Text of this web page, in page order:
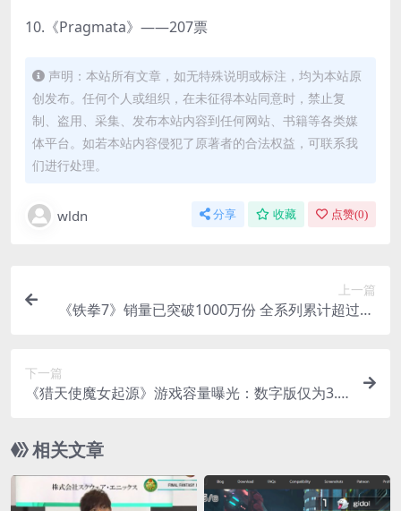
10.《Pragmata》——207票
声明：本站所有文章，如无特殊说明或标注，均为本站原
创发布。任何个人或组织，在未征得本站同意时，禁止复
制、盗用、采集、发布本站内容到任何网站、书籍等各类媒
体平台。如若本站内容侵犯了原著者的合法权益，可联系我
们进行处理。
wldn 分享 收藏 点赞(0)
上一篇
《铁拳7》销量已突破1000万份 全系列累计超过54
下一篇
《猎天使魔女起源》游戏容量曝光：数字版仅为3.5
相关文章